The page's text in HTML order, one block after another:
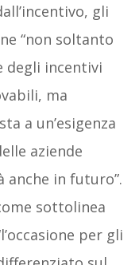
gli
“non soltanto
degli incentivi
ma
a un’esigenza
aziende
in futuro”.
sottolinea
per gli